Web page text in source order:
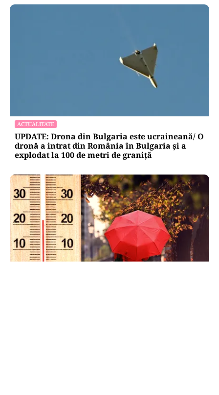
ACTUALITATE
UPDATE: Drona din Bulgaria este ucraineană/ O
dronă a intrat din România în Bulgaria şi a
explodat la 100 de metri de graniţă